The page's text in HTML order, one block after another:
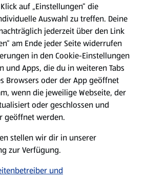
Tab)
auf „Einstellungen“ die
Auswahl zu treffen. Deine
jederzeit über den Link
am Ende jeder Seite widerrufen
in den Cookie-Einstellungen
und Apps, die du in weiteren Tabs
Browsers oder der App geöffnet
wenn die jeweilige Webseite, der
oder geschlossen und
geöffnet werden.
stellen wir dir in unserer
zur Verfügung.
und